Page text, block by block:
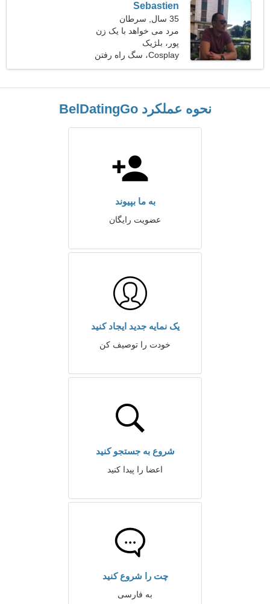
Sebastien
35 سال, سرطان
مرد می خواهد با یک زن
ملاقات کند
پور، بلژیک
Cosplay، سگ راه رفتن
نحوه عملکرد BelDatingGo
به ما بپیوند
عضویت رایگان
یک نمایه جدید ایجاد کنید
خودت را توصیف کن
شروع به جستجو کنید
اعضا را پیدا کنید
چت را شروع کنید
به فارسی